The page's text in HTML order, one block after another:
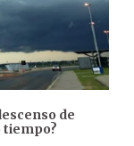
de
tiempo?